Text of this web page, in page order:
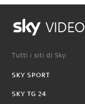
VIDEO
Tutti i siti di Sky:
SKY SPORT
SKY TG 24